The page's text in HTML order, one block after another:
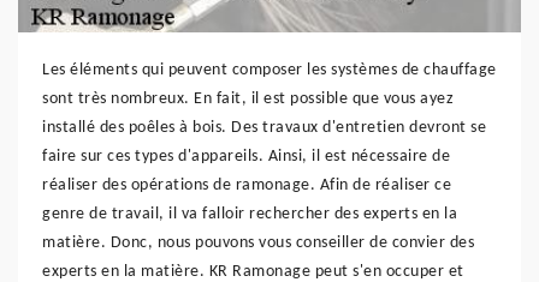
Les éléments qui peuvent composer les systèmes de chauffage
sont très nombreux. En fait, il est possible que vous ayez
installé des poêles à bois. Des travaux d'entretien devront se
faire sur ces types d'appareils. Ainsi, il est nécessaire de
réaliser des opérations de ramonage. Afin de réaliser ce
genre de travail, il va falloir rechercher des experts en la
matière. Donc, nous pouvons vous conseiller de convier des
experts en la matière. KR Ramonage peut s'en occuper et